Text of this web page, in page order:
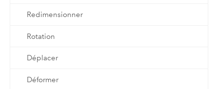
Redimensionner
Rotation
Déplacer
Déformer